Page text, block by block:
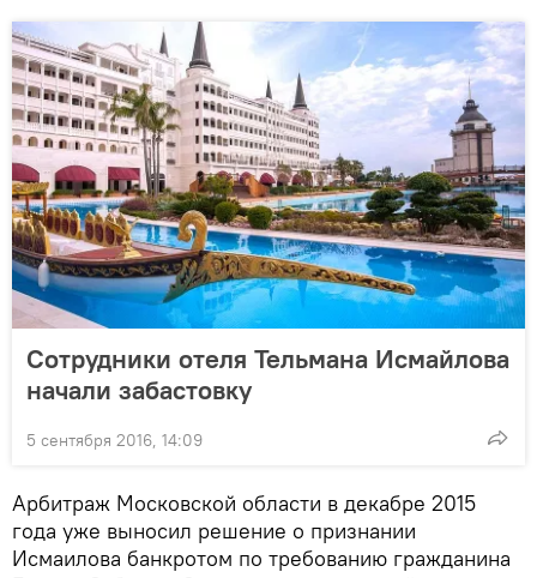
Сотрудники отеля Тельмана Исмайлова
начали забастовку
5 сентября 2016, 14:09
Арбитраж Московской области в декабре 2015
года уже выносил решение о признании
Исмаилова банкротом по требованию гражданина